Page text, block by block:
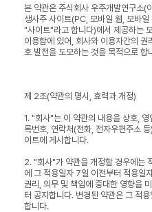
본 약관은 주식회사 우주개발연구소(
생사주 사이트(PC, 모바일 웹, 모바
"사이트"라고 합니다)에서 제공하는
이용함에 있어, 회사와 이용자간의
호 발전을 도모하는 것을 목적으로 합
제 2조(약관의 명시, 효력과 개정)
1. "회사"는 이 약관의 내용을 상호,
록번호, 연락처(전화, 전자우편주소
이트에 게시합니다.
2. "회사"가 약관을 개정할 경우에는
에 그 적용일자 7일 이전부터 적용일
권리, 의무 및 책임에 중대한 영향을
터 공지합니다. 변경된 약관은 그 적
합니다.